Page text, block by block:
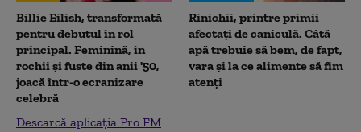
Billie Eilish, transformată
pentru debutul în rol
principal. Feminină, în
rochii și fuste din anii '50,
joacă într-o ecranizare
celebră
Descarcă aplicația Pro FM
Rinichii, printre primii
afectați de caniculă. Câtă
apă trebuie să bem, de fapt,
vara și la ce alimente să fim
atenți